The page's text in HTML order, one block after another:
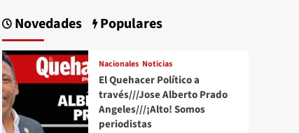
Novedades Populares
Nacionales Noticias
El Quehacer Político a
través///Jose Alberto Prado
Angeles///¡Alto! Somos
periodistas